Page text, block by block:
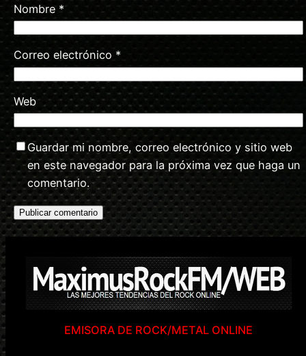
Nombre *
Correo electrónico *
Web
Guardar mi nombre, correo electrónico y sitio web
en este navegador para la próxima vez que haga un
comentario.
EMISORA DE ROCK/METAL ONLINE